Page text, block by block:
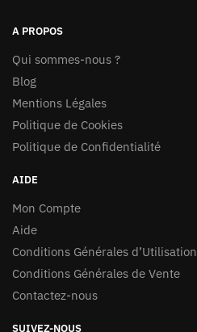
A PROPOS
Qui sommes-nous ?
Blog
Mentions Légales
Politique de Cookies
Politique de Confidentialité
AIDE
Mon Compte
Aide
Conditions Générales d’Utilisation
Conditions Générales de Vente
Contactez-nous
SUIVEZ-NOUS